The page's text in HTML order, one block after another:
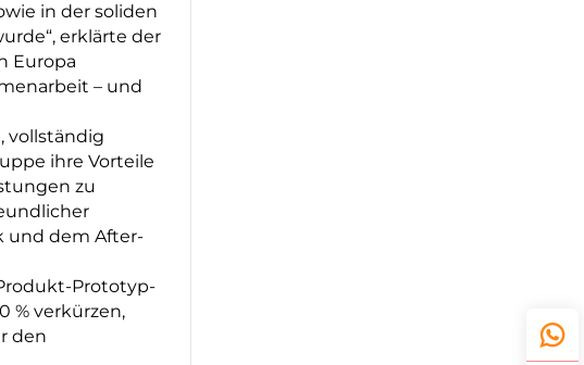
in der soliden
erklärte der
Europa
– und
vollständig
ihre Vorteile
zu
und dem After-
Prototyp-
% verkürzen,
den